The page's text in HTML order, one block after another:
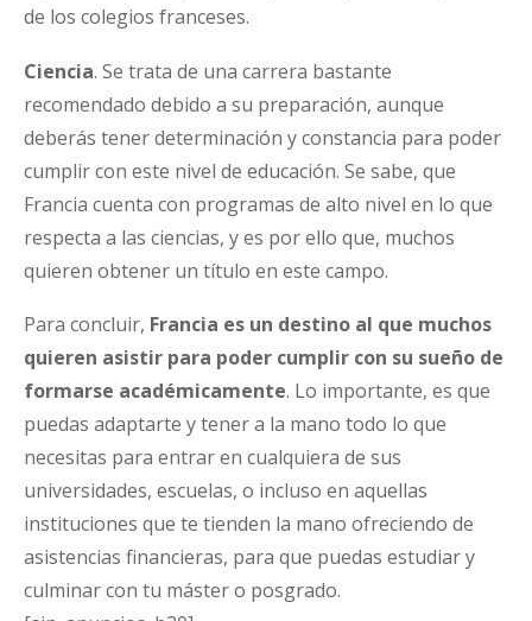
de los colegios franceses.
Ciencia. Se trata de una carrera bastante
recomendado debido a su preparación, aunque
deberás tener determinación y constancia para poder
cumplir con este nivel de educación. Se sabe, que
Francia cuenta con programas de alto nivel en lo que
respecta a las ciencias, y es por ello que, muchos
quieren obtener un título en este campo.
Para concluir, Francia es un destino al que muchos
quieren asistir para poder cumplir con su sueño de
formarse académicamente. Lo importante, es que
puedas adaptarte y tener a la mano todo lo que
necesitas para entrar en cualquiera de sus
universidades, escuelas, o incluso en aquellas
instituciones que te tienden la mano ofreciendo de
asistencias financieras, para que puedas estudiar y
culminar con tu máster o posgrado.